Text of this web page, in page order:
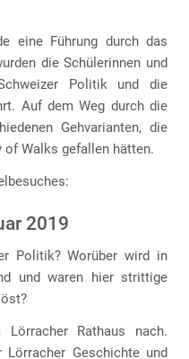
eine Führung durch das
die Schülerinnen und
Politik und die
Auf dem Weg durch die
Gehvarianten, die
Walks gefallen hätten.
2019
Politik? Worüber wird in
und waren hier strittige
Rathaus nach.
Lörracher Geschichte und